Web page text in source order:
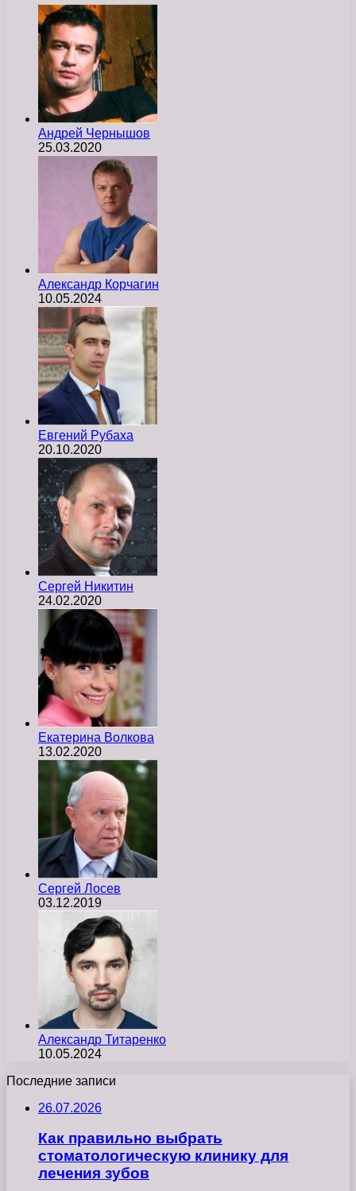
Андрей Чернышов
25.03.2020
Александр Корчагин
10.05.2024
Евгений Рубаха
20.10.2020
Сергей Никитин
24.02.2020
Екатерина Волкова
13.02.2020
Сергей Лосев
03.12.2019
Александр Титаренко
10.05.2024
Последние записи
26.07.2026
Как правильно выбрать
стоматологическую клинику для
лечения зубов